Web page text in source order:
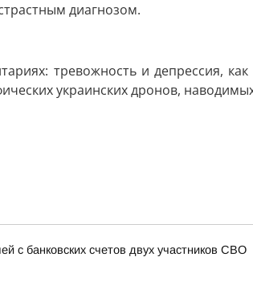
диагнозом.
тревожность и депрессия,
украинских дронов,
с банковских счетов двух участников СВО